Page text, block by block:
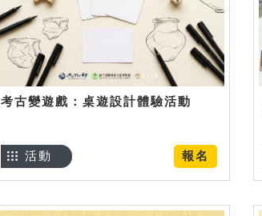
考古變遊戲：桌遊設計體驗活動
報名
活動